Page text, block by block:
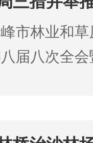
市林业和
届八次全
，紧紧围